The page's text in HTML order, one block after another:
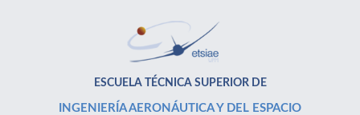
ESCUELA TÉCNICA SUPERIOR DE
INGENIERÍA AERONÁUTICA Y DEL ESPACIO